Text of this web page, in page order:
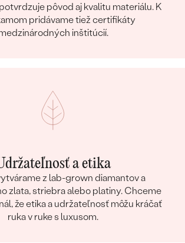
pôvod aj kvalitu materiálu. K
pridávame tiež certifikáty
inštitúcií.
a etika
z lab-grown diamantov a
zlata, striebra alebo platiny. Chceme
že etika a udržateľnosť môžu kráčať
ruka v ruke s luxusom.